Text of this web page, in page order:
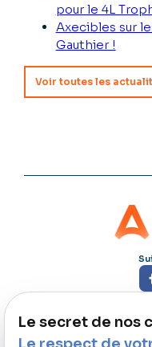
pour le 4L
Axecibles sur
Gauthier !
Voir toutes les
87
Le secret de nos